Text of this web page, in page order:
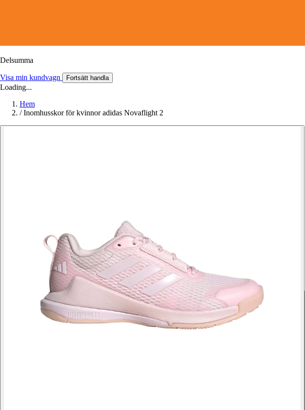
Delsumma
Visa min kundvagn Fortsätt handla
Loading...
Hem
/ Inomhusskor för kvinnor adidas Novaflight 2